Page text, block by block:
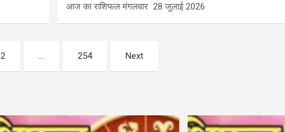
आज का राशिफल मंगलवार 28 जुलाई 2026
2 … 254 Next